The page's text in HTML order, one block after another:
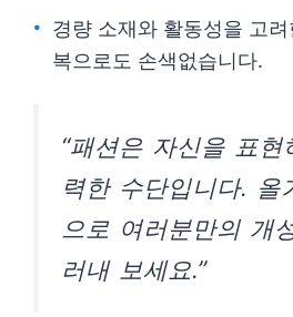
경량 소재와 활동성을 고
복으로도 손색없습니다.
“패션은 자신을 표
력한 수단입니다. 올
으로 여러분만의 개
러내 보세요.”